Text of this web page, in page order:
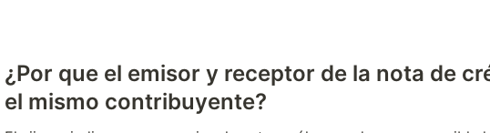
¿Por que el emisor y receptor de la nota de
el mismo contribuyente?